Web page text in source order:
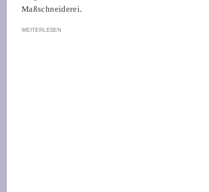
Maßschneiderei.
WEITERLESEN